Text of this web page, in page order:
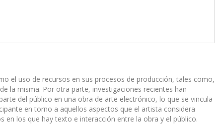
el uso de recursos en sus procesos de producción, tales como,
la misma. Por otra parte, investigaciones recientes han
del público en una obra de arte electrónico, lo que se vincula
en torno a aquellos aspectos que el artista considera
en los que hay texto e interacción entre la obra y el público.